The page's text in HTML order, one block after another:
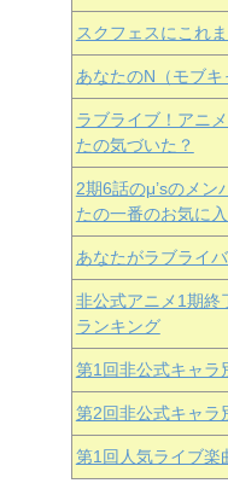
スクフェスにこれ
あなたのN（モブ
ラブライブ！アニ
たの気づいた？
2期6話のμ’sのメン
たの一番のお気に
あなたがラブライ
非公式アニメ1期終
ランキング
第1回非公式キャラ
第2回非公式キャラ
第1回人気ライブ楽